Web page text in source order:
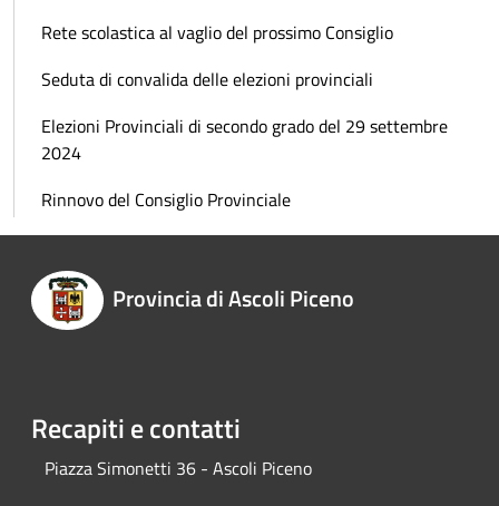
Rete scolastica al vaglio del prossimo Consiglio
Seduta di convalida delle elezioni provinciali
Elezioni Provinciali di secondo grado del 29 settembre
2024
Rinnovo del Consiglio Provinciale
Provincia di Ascoli Piceno
Recapiti e contatti
Piazza Simonetti 36 - Ascoli Piceno